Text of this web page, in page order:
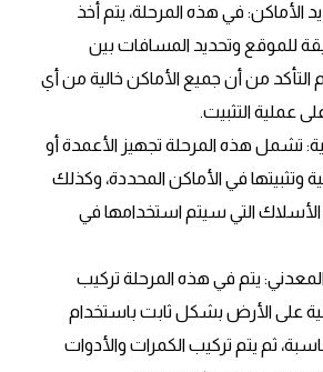
الأماكن: في هذه المرحلة، يتم أخذ
للموقع وتحديد المسافات بين
التأكد من أن جميع الأماكن خالية من أي
عملية التثبيت.
تشمل هذه المرحلة تجهيز الأعمدة أو
وتثبيتها في الأماكن المحددة، وكذلك
الأسلاك التي سيتم استخدامها في
يتم في هذه المرحلة تركيب
على الأرض بشكل ثابت باستخدام
ثم يتم تركيب الكمرات والأدوات